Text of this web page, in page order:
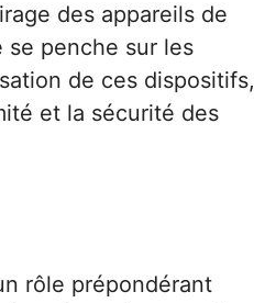
des appareils de
penche sur les
de ces dispositifs,
et la sécurité des
rôle prépondérant